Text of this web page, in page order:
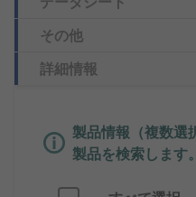
その他
詳細情報
製品情報（複数選
製品を検索します。